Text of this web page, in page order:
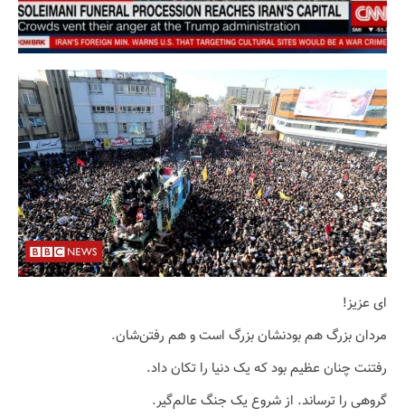
ای عزیز!
مردان بزرگ هم بودنشان بزرگ است و هم رفتن‌شان.
رفتنت چنان عظیم بود که یک دنیا را تکان داد.
گروهی را ترساند. از شروع یک جنگ عالم‌گیر.